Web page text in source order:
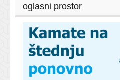
oglasni prostor